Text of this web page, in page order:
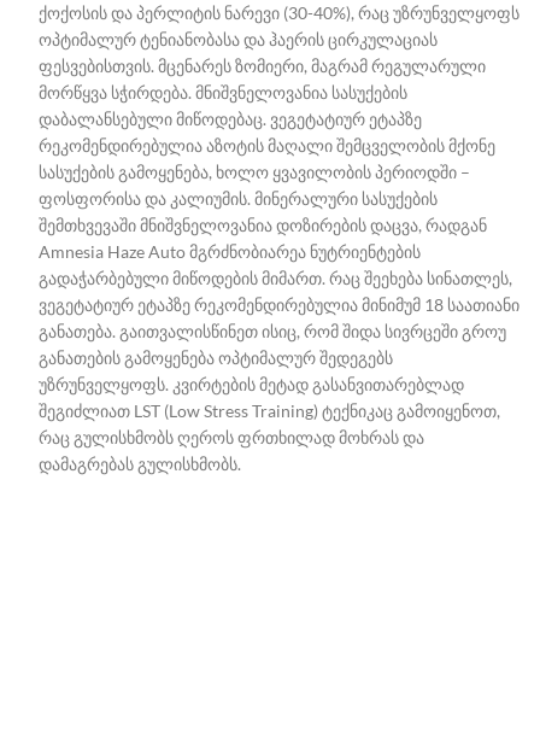
ქოქოსის და პერლიტის ნარევი (30-40%), რაც უზრუნველყოფს
ოპტიმალურ ტენიანობასა და ჰაერის ცირკულაციას
ფესვებისთვის. მცენარეს ზომიერი, მაგრამ რეგულარული
მორწყვა სჭირდება. მნიშვნელოვანია სასუქების
დაბალანსებული მიწოდებაც. ვეგეტატიურ ეტაპზე
რეკომენდირებულია აზოტის მაღალი შემცველობის მქონე
სასუქების გამოყენება, ხოლო ყვავილობის პერიოდში –
ფოსფორისა და კალიუმის. მინერალური სასუქების
შემთხვევაში მნიშვნელოვანია დოზირების დაცვა, რადგან
Amnesia Haze Auto მგრძნობიარეა ნუტრიენტების
გადაჭარბებული მიწოდების მიმართ. რაც შეეხება სინათლეს,
ვეგეტატიურ ეტაპზე რეკომენდირებულია მინიმუმ 18 საათიანი
განათება. გაითვალისწინეთ ისიც, რომ შიდა სივრცეში გროუ
განათების გამოყენება ოპტიმალურ შედეგებს
უზრუნველყოფს. კვირტების მეტად გასანვითარებლად
შეგიძლიათ LST (Low Stress Training) ტექნიკაც გამოიყენოთ,
რაც გულისხმობს ღეროს ფრთხილად მოხრას და
დამაგრებას გულისხმობს.